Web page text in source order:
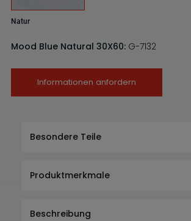
Natur
Mood Blue Natural 30X60: G-7132
Informationen anfordern
Besondere Teile
Produktmerkmale
Beschreibung